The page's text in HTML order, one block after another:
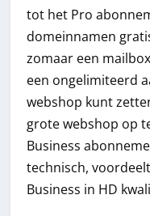
tot het Pro
domeinnamen
zomaar een
een ongelimiteerd
webshop kunt
grote webshop op
Business
technisch,
Business in HD